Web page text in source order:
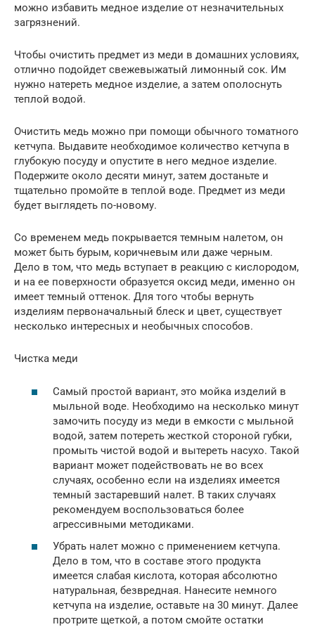
можно избавить медное изделие от незначительных
загрязнений.
Чтобы очистить предмет из меди в домашних условиях,
отлично подойдет свежевыжатый лимонный сок. Им
нужно натереть медное изделие, а затем ополоснуть
теплой водой.
Очистить медь можно при помощи обычного томатного
кетчупа. Выдавите необходимое количество кетчупа в
глубокую посуду и опустите в него медное изделие.
Подержите около десяти минут, затем достаньте и
тщательно промойте в теплой воде. Предмет из меди
будет выглядеть по-новому.
Со временем медь покрывается темным налетом, он
может быть бурым, коричневым или даже черным.
Дело в том, что медь вступает в реакцию с кислородом,
и на ее поверхности образуется оксид меди, именно он
имеет темный оттенок. Для того чтобы вернуть
изделиям первоначальный блеск и цвет, существует
несколько интересных и необычных способов.
Чистка меди
Самый простой вариант, это мойка изделий в
мыльной воде. Необходимо на несколько минут
замочить посуду из меди в емкости с мыльной
водой, затем потереть жесткой стороной губки,
промыть чистой водой и вытереть насухо. Такой
вариант может подействовать не во всех
случаях, особенно если на изделиях имеется
темный застаревший налет. В таких случаях
рекомендуем воспользоваться более
агрессивными методиками.
Убрать налет можно с применением кетчупа.
Дело в том, что в составе этого продукта
имеется слабая кислота, которая абсолютно
натуральная, безвредная. Нанесите немного
кетчупа на изделие, оставьте на 30 минут. Далее
протрите щеткой, а потом смойте остатки